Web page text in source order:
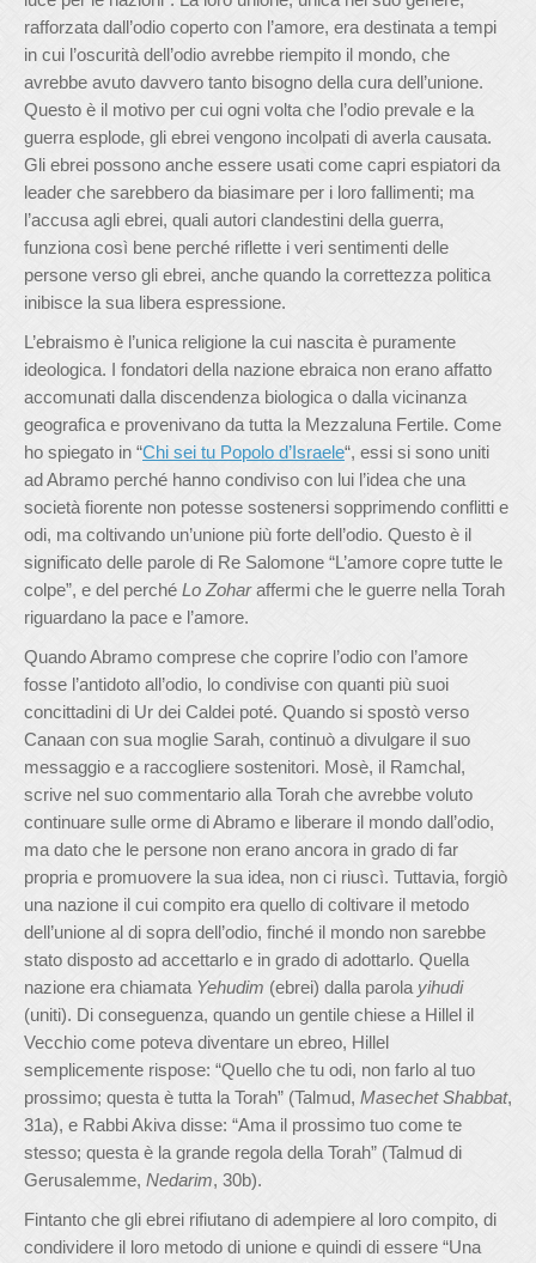
rafforzata dall’odio coperto con l’amore, era destinata a tempi
in cui l’oscurità dell’odio avrebbe riempito il mondo, che
avrebbe avuto davvero tanto bisogno della cura dell’unione.
Questo è il motivo per cui ogni volta che l’odio prevale e la
guerra esplode, gli ebrei vengono incolpati di averla causata.
Gli ebrei possono anche essere usati come capri espiatori da
leader che sarebbero da biasimare per i loro fallimenti; ma
l’accusa agli ebrei, quali autori clandestini della guerra,
funziona così bene perché riflette i veri sentimenti delle
persone verso gli ebrei, anche quando la correttezza politica
inibisce la sua libera espressione.
L’ebraismo è l’unica religione la cui nascita è puramente
ideologica. I fondatori della nazione ebraica non erano affatto
accomunati dalla discendenza biologica o dalla vicinanza
geografica e provenivano da tutta la Mezzaluna Fertile. Come
ho spiegato in “Chi sei tu Popolo d’Israele“, essi si sono uniti
ad Abramo perché hanno condiviso con lui l’idea che una
società fiorente non potesse sostenersi sopprimendo conflitti e
odi, ma coltivando un’unione più forte dell’odio. Questo è il
significato delle parole di Re Salomone “L’amore copre tutte le
colpe”, e del perché Lo Zoharaffermi che le guerre nella Torah
riguardano la pace e l’amore.
Quando Abramo comprese che coprire l’odio con l’amore
fosse l’antidoto all’odio, lo condivise con quanti più suoi
concittadini di Ur dei Caldei poté. Quando si spostò verso
Canaan con sua moglie Sarah, continuò a divulgare il suo
messaggio e a raccogliere sostenitori. Mosè, il Ramchal,
scrive nel suo commentario alla Torah che avrebbe voluto
continuare sulle orme di Abramo e liberare il mondo dall’odio,
ma dato che le persone non erano ancora in grado di far
propria e promuovere la sua idea, non ci riuscì. Tuttavia, forgiò
una nazione il cui compito era quello di coltivare il metodo
dell’unione al di sopra dell’odio, finché il mondo non sarebbe
stato disposto ad accettarlo e in grado di adottarlo. Quella
nazione era chiamata Yehudim (ebrei) dalla parola yihudi
(uniti). Di conseguenza, quando un gentile chiese a Hillel il
Vecchio come poteva diventare un ebreo, Hillel
semplicemente rispose: “Quello che tu odi, non farlo al tuo
prossimo; questa è tutta la Torah” (Talmud, Masechet Shabbat,
31a), e Rabbi Akiva disse: “Ama il prossimo tuo come te
stesso; questa è la grande regola della Torah” (Talmud di
Gerusalemme, Nedarim, 30b).
Fintanto che gli ebrei rifiutano di adempiere al loro compito, di
condividere il loro metodo di unione e quindi di essere “Una